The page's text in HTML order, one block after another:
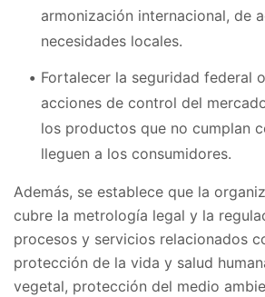
armonización internacional, de
necesidades locales.
Fortalecer la seguridad federal
acciones de control del
los productos que no cumplan
lleguen a los consumidores.
Además, se establece que la
cubre la metrología legal y la
procesos y servicios relacionados
protección de la vida y salud
vegetal, protección del medio